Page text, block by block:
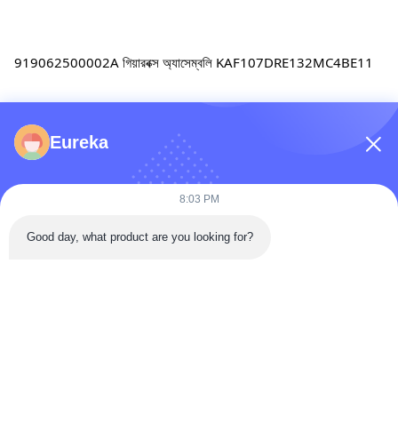
919062500002A গিয়ারবক্স অ্যাসেম্বলি KAF107DRE132MC4BE11
919062700010A গিয়ারবক্স অ্যাসেম্বলি BLD14-71-5.5
270°
Eureka
8:03 PM
Good day, what product are you looking for?